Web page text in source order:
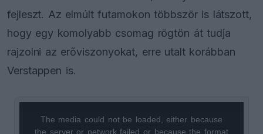
fejleszt. Az elmúlt futamokon többször is látszott,
hogy egy komolyabb csomag rögtön át tudja
rajzolni az erőviszonyokat, erre utalt korábban
Verstappen is.
The media could not be loaded, either because
the server or network failed or because the format